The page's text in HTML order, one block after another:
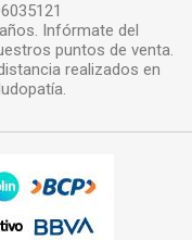
Infórmate del
puntos de venta.
realizados en